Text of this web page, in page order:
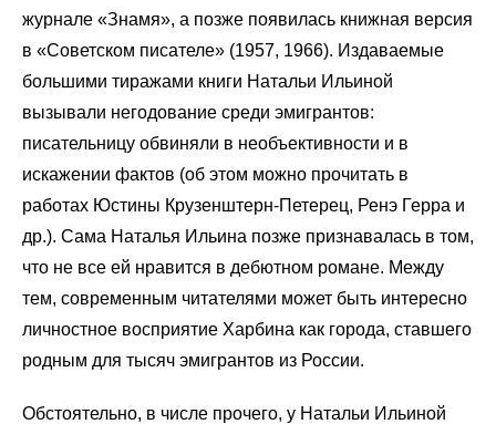
журнале «Знамя», а позже появилась книжная версия
в «Советском писателе» (1957, 1966). Издаваемые
большими тиражами книги Натальи Ильиной
вызывали негодование среди эмигрантов:
писательницу обвиняли в необъективности и в
искажении фактов (об этом можно прочитать в
работах Юстины Крузенштерн-Петерец, Ренэ Герра и
др.). Сама Наталья Ильина позже признавалась в том,
что не все ей нравится в дебютном романе. Между
тем, современным читателями может быть интересно
личностное восприятие Харбина как города, ставшего
родным для тысяч эмигрантов из России.
Обстоятельно, в числе прочего, у Натальи Ильиной